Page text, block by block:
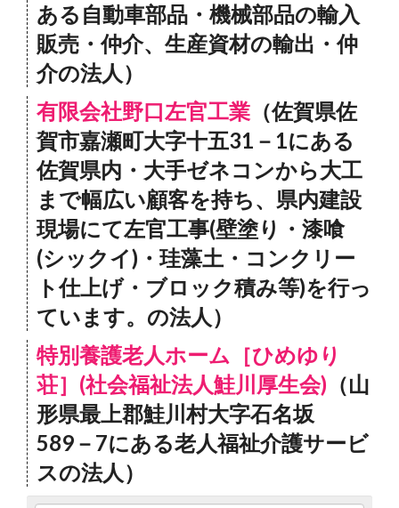
ある自動車部品・機械部品の輸入
販売・仲介、生産資材の輸出・仲
介の法人）
有限会社野口左官工業 （佐賀県佐
賀市嘉瀬町大字十五31－1にある
佐賀県内・大手ゼネコンから大工
まで幅広い顧客を持ち、県内建設
現場にて左官工事(壁塗り・漆喰
(シックイ)・珪藻土・コンクリー
ト仕上げ・ブロック積み等)を行っ
ています。の法人）
特別養護老人ホーム［ひめゆり
荘］(社会福祉法人鮭川厚生会) （山
形県最上郡鮭川村大字石名坂
589－7にある老人福祉介護サービ
スの法人）